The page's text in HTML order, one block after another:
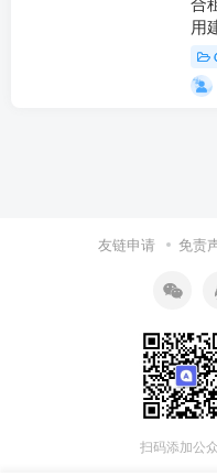
用
友链申请 免责
扫码添加公